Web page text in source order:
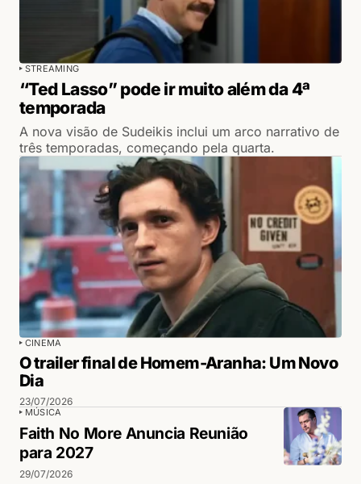
STREAMING
“Ted Lasso” pode ir muito além da 4ª
temporada
A nova visão de Sudeikis inclui um arco narrativo de
três temporadas, começando pela quarta.
CINEMA
O trailer final de Homem-Aranha: Um Novo
Dia
23/07/2026
MÚSICA
Faith No More Anuncia Reunião
para 2027
29/07/2026